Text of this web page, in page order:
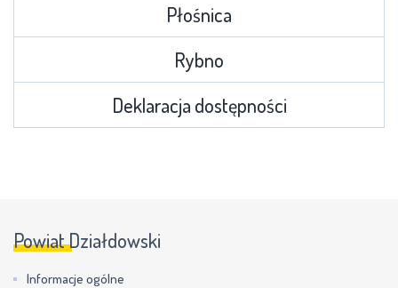
Płośnica
Rybno
Deklaracja dostępności
Powiat Działdowski
Informacje ogólne